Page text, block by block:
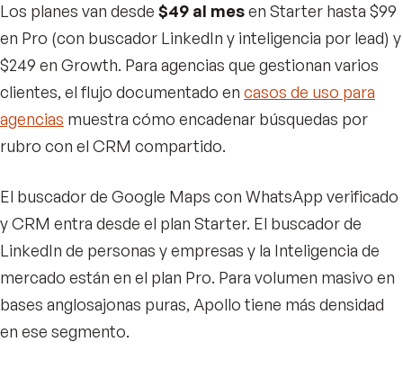
Los planes van desde $49 al mesen Starter hasta $99
en Pro (con buscador LinkedIn y inteligencia por lead) y
$249 en Growth. Para agencias que gestionan varios
clientes, el flujo documentado en casos de uso para
agencias muestra cómo encadenar búsquedas por
rubro con el CRM compartido.
El buscador de Google Maps con WhatsApp verificado
y CRM entra desde el plan Starter. El buscador de
LinkedIn de personas y empresas y la Inteligencia de
mercado están en el plan Pro. Para volumen masivo en
bases anglosajonas puras, Apollo tiene más densidad
en ese segmento.